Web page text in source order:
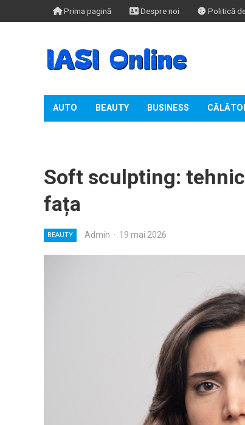
Prima pagină Despre noi Politică
AUTO BEAUTY BUSINESS
Soft sculpting:
fața
BEAUTY Admin · 19 mai 2026